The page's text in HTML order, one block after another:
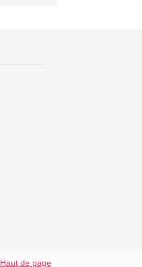
Haut de page